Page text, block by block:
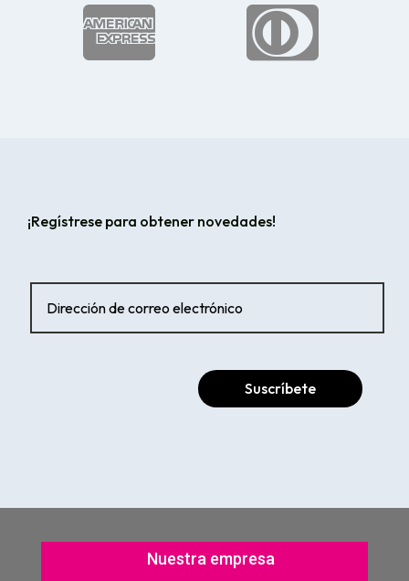


¡Regístrese para obtener novedades!
Suscríbete
Nuestra empresa